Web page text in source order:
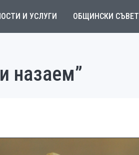
И УСЛУГИ ОБЩИНСКИ СЪВЕТ
назаем”